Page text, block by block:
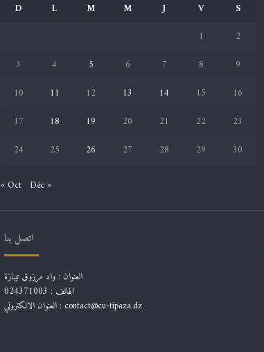
D
L M M J V
S
1
2
3
4 5 6 7 8
9
10
11 12 13 14 15
16
17
18 19 20 21 22
23
24
25 26 27 28 29 30
« Oct Déc »
اتصل بنا
العنوان : واد مرزوق تيبازة
الهاتف : 024371003
العنوان الالكتروني : contact@cu-tipaza.dz